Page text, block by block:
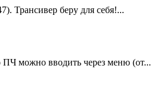
Трансивер беру для себя!...
ПЧ можно вводить через меню (от...